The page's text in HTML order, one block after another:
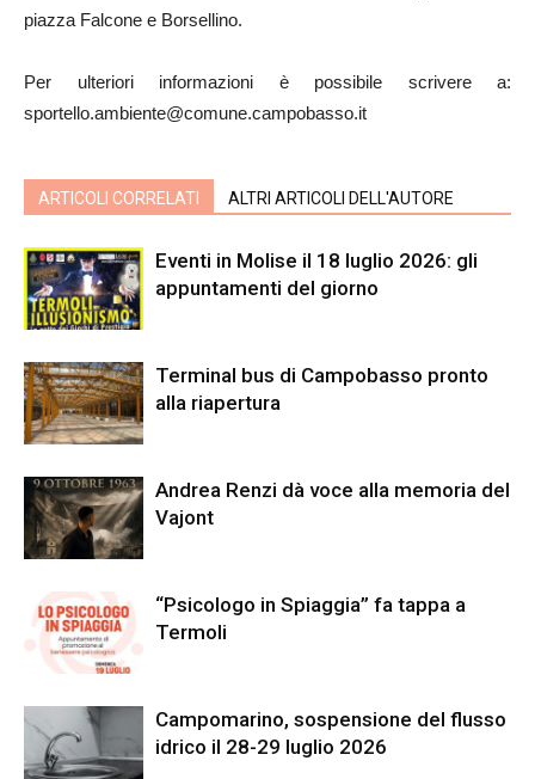
piazza Falcone e Borsellino.
Per ulteriori informazioni è possibile scrivere a:
sportello.ambiente@comune.campobasso.it
ARTICOLI CORRELATI ALTRI ARTICOLI DELL'AUTORE
Eventi in Molise il 18 luglio 2026: gli
appuntamenti del giorno
Terminal bus di Campobasso pronto
alla riapertura
Andrea Renzi dà voce alla memoria del
Vajont
“Psicologo in Spiaggia” fa tappa a
Termoli
Campomarino, sospensione del flusso
idrico il 28-29 luglio 2026